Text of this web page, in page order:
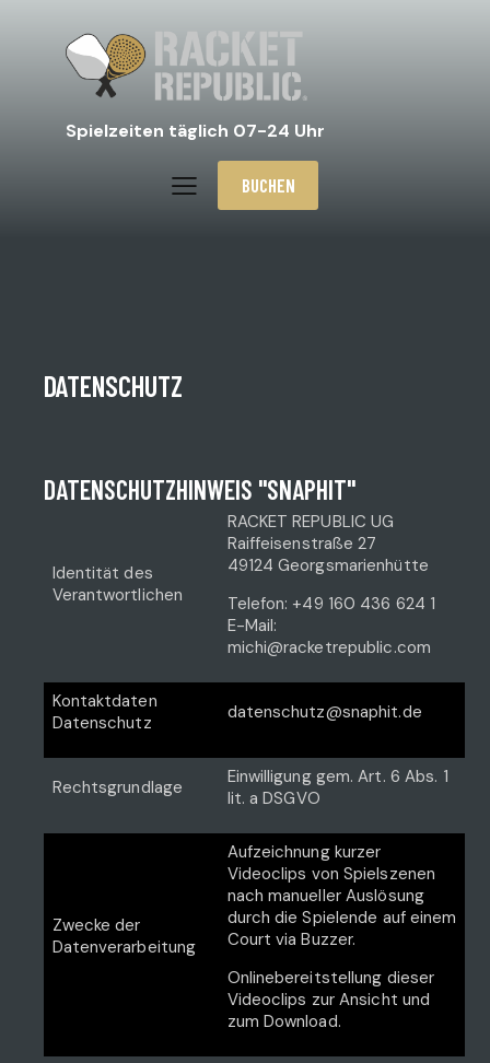
Spielzeiten täglich 07-24 Uhr
BUCHEN
DATENSCHUTZ
DATENSCHUTZHINWEIS "SNAPHIT"
Identität des
Verantwortlichen
RACKET REPUBLIC UG
Raiffeisenstraße 27
49124 Georgsmarienhütte
Telefon: +49 160 436 624 1
E-Mail:
michi@racketrepublic.com
Kontaktdaten
Datenschutz
datenschutz@snaphit.de
Rechtsgrundlage
Einwilligung gem. Art. 6 Abs. 1
lit. a DSGVO
Zwecke der
Datenverarbeitung
Aufzeichnung kurzer
Videoclips von Spielszenen
nach manueller Auslösung
durch die Spielende auf einem
Court via Buzzer.
Onlinebereitstellung dieser
Videoclips zur Ansicht und
zum Download.